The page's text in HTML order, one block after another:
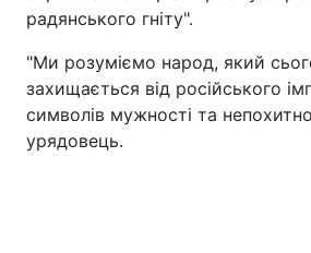
радянського гніту".
"Ми розуміємо народ, який
захищається від російського
символів мужності та
урядовець.